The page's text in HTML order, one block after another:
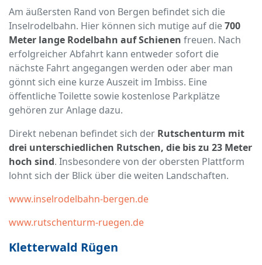
Am äußersten Rand von Bergen befindet sich die
Inselrodelbahn. Hier können sich mutige auf die700
Meter lange Rodelbahn auf Schienen freuen. Nach
erfolgreicher Abfahrt kann entweder sofort die
nächste Fahrt angegangen werden oder aber man
gönnt sich eine kurze Auszeit im Imbiss. Eine
öffentliche Toilette sowie kostenlose Parkplätze
gehören zur Anlage dazu.
Direkt nebenan befindet sich der Rutschenturm mit
drei unterschiedlichen Rutschen, die bis zu 23 Meter
hoch sind. Insbesondere von der obersten Plattform
lohnt sich der Blick über die weiten Landschaften.
www.inselrodelbahn-bergen.de
www.rutschenturm-ruegen.de
Kletterwald Rügen